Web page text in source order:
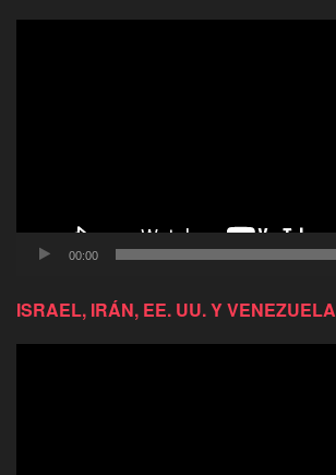
00:00
ISRAEL, IRÁN, EE. UU. Y VENEZUELA